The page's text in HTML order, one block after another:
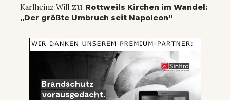
Karlheinz Will zu Rottweils Kirchen im Wandel:
„Der größte Umbruch seit Napoleon“